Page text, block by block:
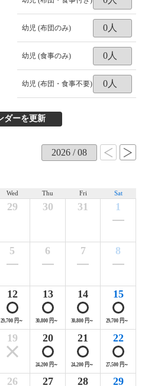
幼児 (布団のみ)
幼児 (食事のみ)
幼児 (布団・食事不要)
Wed Thu Fri Sat
29 30 31 1
5 6 7 8
12
29,700 円～
13
30,800 円～
14
30,800 円～
15
29,700 円～
19 20
24,200 円～
21
24,200 円～
22
27,500 円～
26 27 28 29